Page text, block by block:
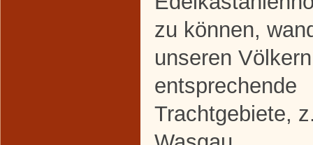
zu können,
unseren
entsprechende
Trachtgebiete,